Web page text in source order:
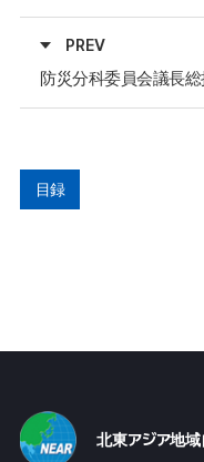
PREV
防災分科委員会議長
目録
北東アジア地